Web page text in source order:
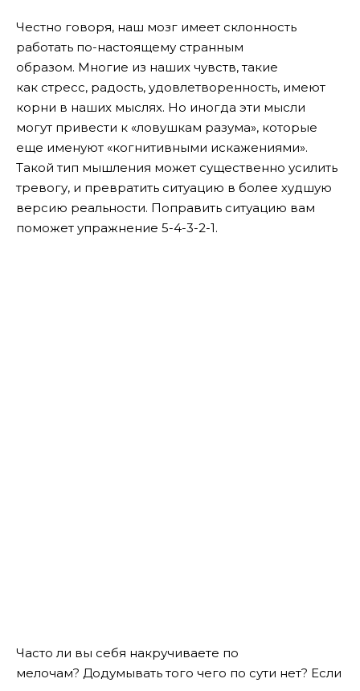
Честно говоря, наш мозг имеет склонность
работать по-настоящему странным
образом. Многие из наших чувств, такие
как стресс, радость, удовлетворенность, имеют
корни в наших мыслях. Но иногда эти мысли
могут привести к «ловушкам разума», которые
еще именуют «когнитивными искажениями».
Такой тип мышления может существенно усилить
тревогу, и превратить ситуацию в более худшую
версию реальности. Поправить ситуацию вам
поможет упражнение 5-4-3-2-1.
Часто ли вы себя накручиваете по
мелочам? Додумывать того чего по сути нет? Если